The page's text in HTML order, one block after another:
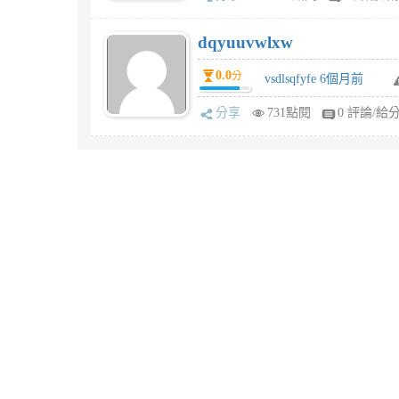
dqyuuvwlxw
0.0分 vsdlsqfyfe 6個月前
分享 731點閱 0 評論/給